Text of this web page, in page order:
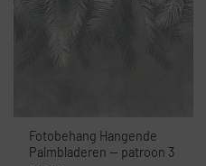
Fotobehang Hangende
Palmbladeren — patroon 3